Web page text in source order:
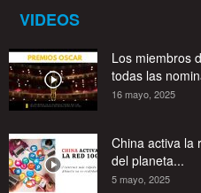
VIDEOS
Los miembros
todas las
16 mayo, 2025
China activa la
del planeta...
5 mayo, 2025